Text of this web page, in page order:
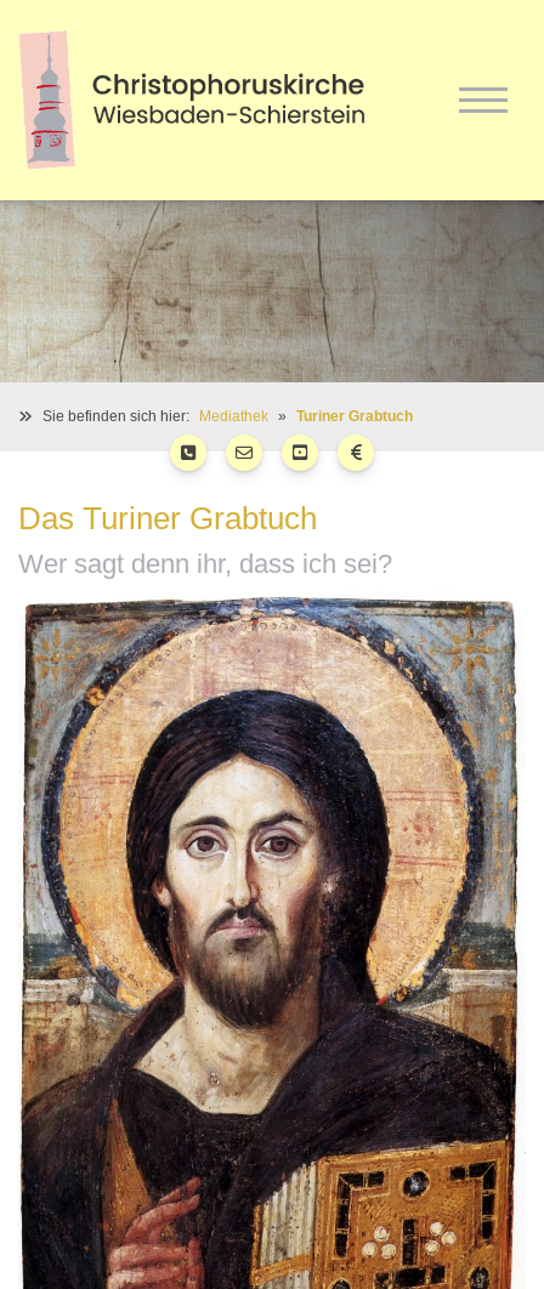
Sie befinden sich hier: Mediathek Turiner Grabtuch
Das Turiner Grabtuch
Wer sagt denn ihr, dass ich sei?